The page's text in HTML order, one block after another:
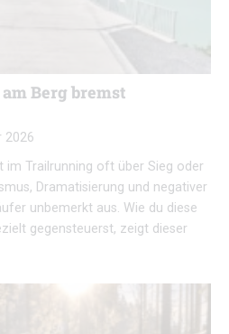
Berg bremst
2026
im Trailrunning oft über Sieg oder
Dramatisierung und negativer
unbemerkt aus. Wie du diese
gegensteuerst, zeigt dieser